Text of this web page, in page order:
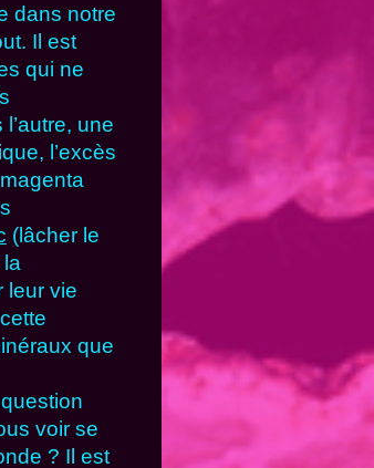
dans notre
Il est
qui ne
une
l’excès
(lâcher le
leur vie
que
voir se
? Il est